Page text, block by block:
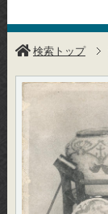
検索トップ